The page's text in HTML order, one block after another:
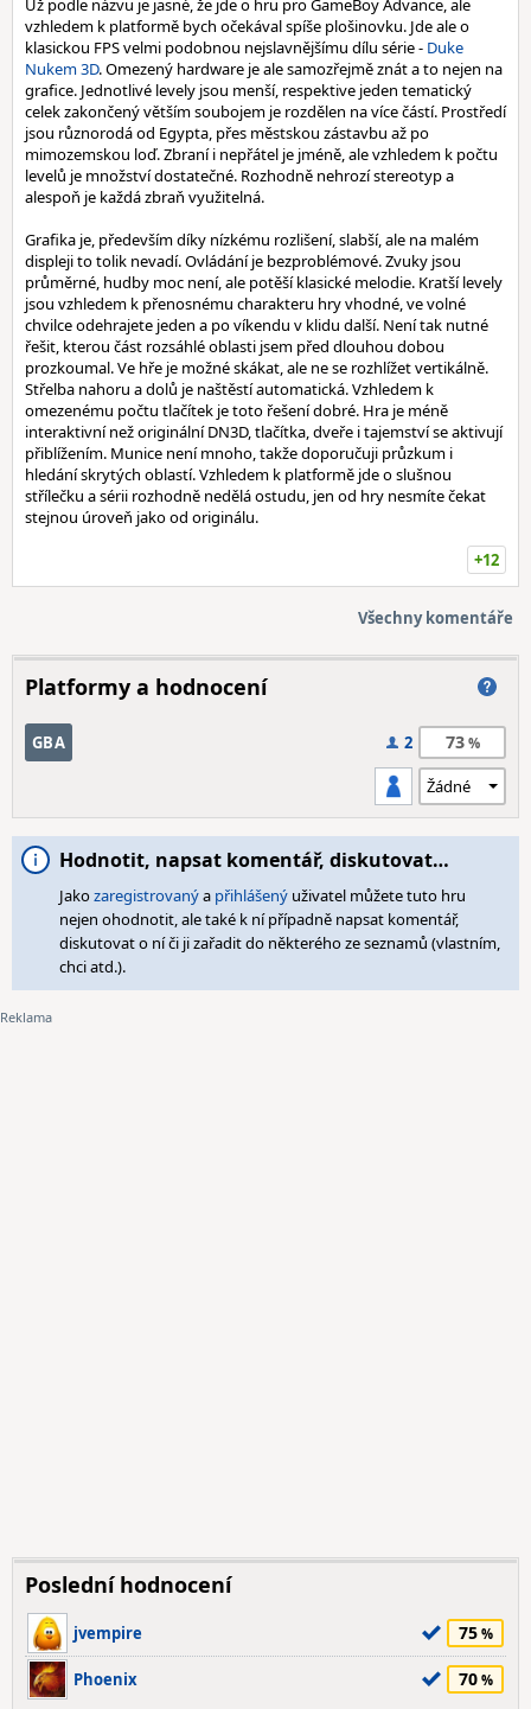
Už podle názvu je jasné, že jde o hru pro GameBoy Advance, ale
vzhledem k platformě bych očekával spíše plošinovku. Jde ale o
klasickou FPS velmi podobnou nejslavnějšímu dílu série - Duke
Nukem 3D. Omezený hardware je ale samozřejmě znát a to nejen na
grafice. Jednotlivé levely jsou menší, respektive jeden tematický
celek zakončený větším soubojem je rozdělen na více částí. Prostředí
jsou různorodá od Egypta, přes městskou zástavbu až po
mimozemskou loď. Zbraní i nepřátel je jméně, ale vzhledem k počtu
levelů je množství dostatečné. Rozhodně nehrozí stereotyp a
alespoň je každá zbraň využitelná.
Grafika je, především díky nízkému rozlišení, slabší, ale na malém
displeji to tolik nevadí. Ovládání je bezproblémové. Zvuky jsou
průměrné, hudby moc není, ale potěší klasické melodie. Kratší levely
jsou vzhledem k přenosnému charakteru hry vhodné, ve volné
chvilce odehrajete jeden a po víkendu v klidu další. Není tak nutné
řešit, kterou část rozsáhlé oblasti jsem před dlouhou dobou
prozkoumal. Ve hře je možné skákat, ale ne se rozhlížet vertikálně.
Střelba nahoru a dolů je naštěstí automatická. Vzhledem k
omezenému počtu tlačítek je toto řešení dobré. Hra je méně
interaktivní než originální DN3D, tlačítka, dveře i tajemství se aktivují
přiblížením. Munice není mnoho, takže doporučuji průzkum i
hledání skrytých oblastí. Vzhledem k platformě jde o slušnou
střílečku a sérii rozhodně nedělá ostudu, jen od hry nesmíte čekat
stejnou úroveň jako od originálu.
+12
Všechny komentáře
Platformy a hodnocení
GBA 2 73
Hodnotit, napsat komentář, diskutovat…
Jakozaregistrovanýa přihlášený uživatel můžete tuto hru
nejen ohodnotit, ale také k ní případně napsat komentář,
diskutovat o ní či ji zařadit do některého ze seznamů (vlastním,
chci atd.).
Poslední hodnocení
jvempire 75
Phoenix 70